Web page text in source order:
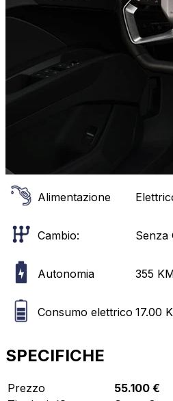
Alimentazione
Cambio: Senza
Autonomia 355
Consumo elettrico 17.00
SPECIFICHE
Prezzo
55.100 €